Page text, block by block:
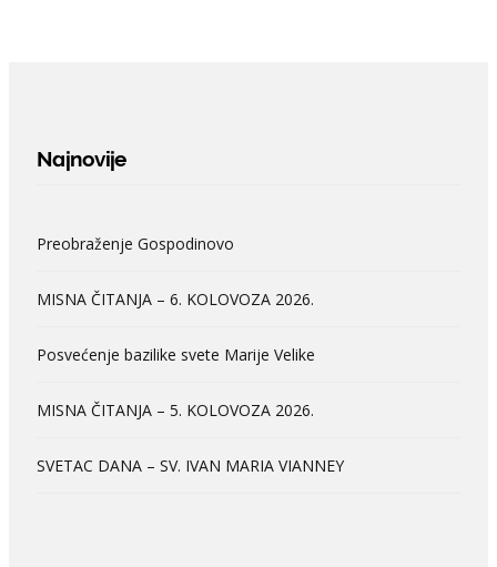
Najnovije
Preobraženje Gospodinovo
MISNA ČITANJA – 6. KOLOVOZA 2026.
Posvećenje bazilike svete Marije Velike
MISNA ČITANJA – 5. KOLOVOZA 2026.
SVETAC DANA – SV. IVAN MARIA VIANNEY